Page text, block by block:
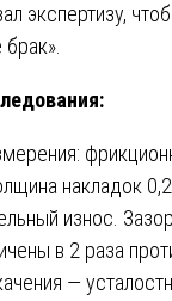
экспертизу,
накладок
износ.
в 2 раза
—